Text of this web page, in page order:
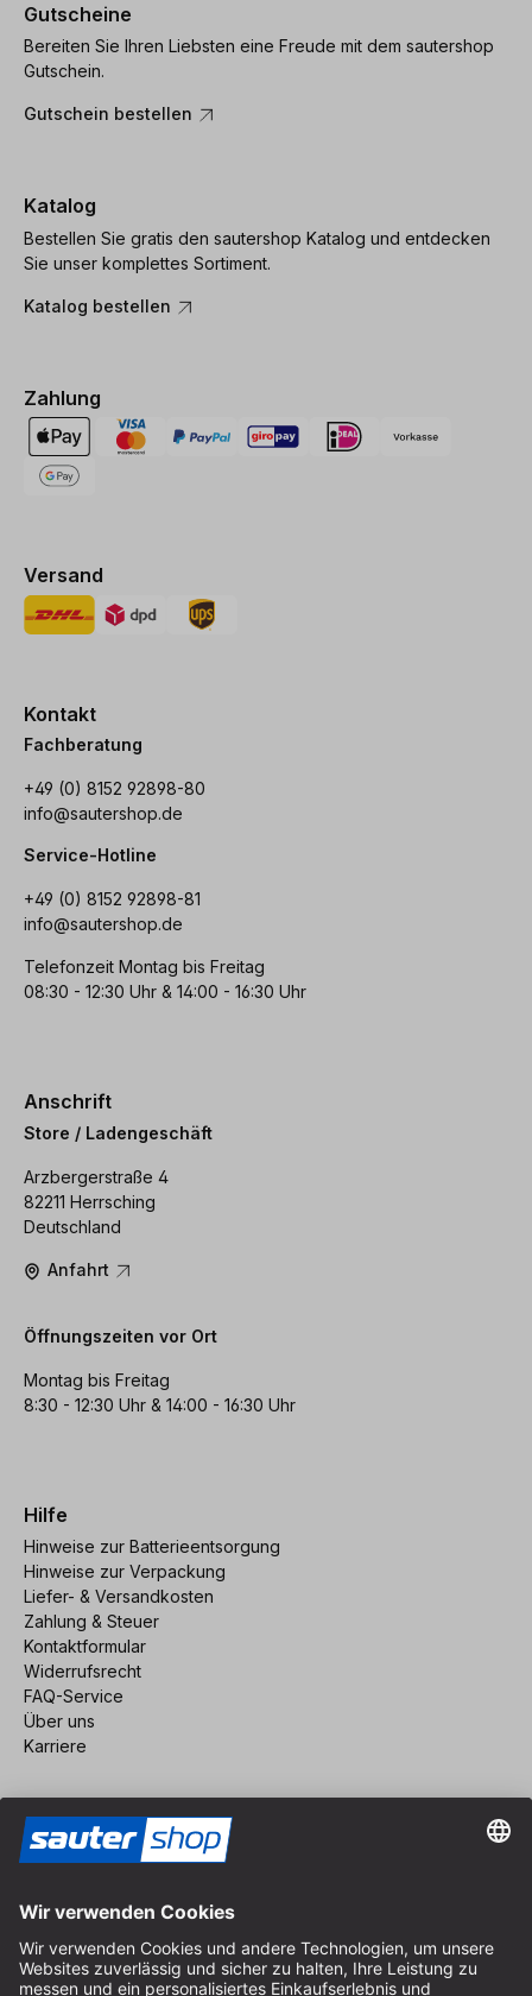
Gutscheine
Bereiten Sie Ihren Liebsten eine Freude mit dem sautershop
Gutschein.
Gutschein bestellen
Katalog
Bestellen Sie gratis den sautershop Katalog und entdecken
Sie unser komplettes Sortiment.
Katalog bestellen
Zahlung
Versand
Kontakt
Fachberatung
+49 (0) 8152 92898-80
info@sautershop.de
Service-Hotline
+49 (0) 8152 92898-81
info@sautershop.de
Telefonzeit Montag bis Freitag
08:30 - 12:30 Uhr & 14:00 - 16:30 Uhr
Anschrift
Store / Ladengeschäft
Arzbergerstraße 4
82211 Herrsching
Deutschland
Anfahrt
Öffnungszeiten vor Ort
Montag bis Freitag
8:30 - 12:30 Uhr & 14:00 - 16:30 Uhr
Hilfe
Hinweise zur Batterieentsorgung
Hinweise zur Verpackung
Liefer- & Versandkosten
Zahlung & Steuer
Kontaktformular
Widerrufsrecht
FAQ-Service
Über uns
Karriere
Impressum